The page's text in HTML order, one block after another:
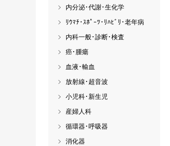
内分泌･代謝･生化学
ﾘｳﾏﾁ･ｽﾎﾟｰﾂ･ﾘﾊﾋﾞﾘ･老年病
内科一般･診断･検査
癌･腫瘍
血液･輸血
放射線･超音波
小児科･新生児
産婦人科
循環器･呼吸器
消化器